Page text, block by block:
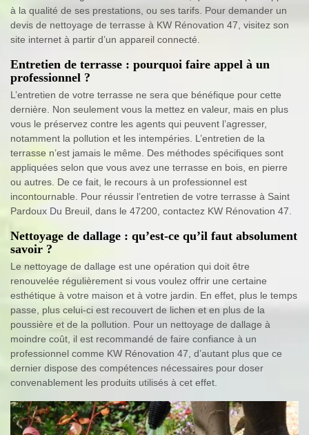
à la qualité de ses prestations, ou ses tarifs. Pour demander un
devis de nettoyage de terrasse à KW Rénovation 47, visitez son
site internet à partir d’un appareil connecté.
Entretien de terrasse : pourquoi faire appel à un
professionnel ?
L’entretien de votre terrasse ne sera que bénéfique pour cette
dernière. Non seulement vous la mettez en valeur, mais en plus
vous le préservez contre les agents qui peuvent l’agresser,
notamment la pollution et les intempéries. L’entretien de la
terrasse n’est jamais le même. Des méthodes spécifiques sont
appliquées selon que vous avez une terrasse en bois, en pierre
ou autres. De ce fait, le recours à un professionnel est
incontournable. Pour réussir l’entretien de votre terrasse à Saint
Pardoux Du Breuil, dans le 47200, contactez KW Rénovation 47.
Nettoyage de dallage : qu’est-ce qu’il faut absolument
savoir ?
Le nettoyage de dallage est une opération qui doit être
renouvelée régulièrement si vous voulez offrir une certaine
esthétique à votre maison et à votre jardin. En effet, plus le temps
passe, plus celui-ci est recouvert de lichen et en plus de la
poussière et de la pollution. Pour un nettoyage de dallage à
moindre coût, il est recommandé de faire confiance à un
professionnel comme KW Rénovation 47, d’autant plus que ce
dernier dispose des compétences nécessaires pour doser
convenablement les produits utilisés à cet effet.